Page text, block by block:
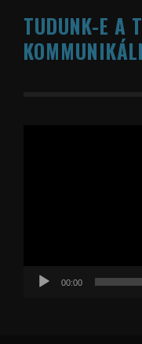
TUDUNK-E A
00:00